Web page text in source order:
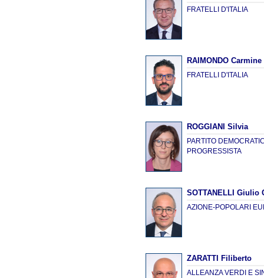
FRATELLI D'ITALIA
RAIMONDO
FRATELLI D'ITALIA
ROGGIANI Silvia
PARTITO
PROGRESSISTA
SOTTANELLI Giulio
AZIONE-POPOLARI
ZARATTI Filiberto
ALLEANZA VERDI E